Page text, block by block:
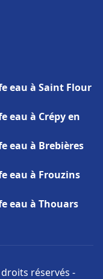
eau à Saint Flour
eau à Crépy en
eau à Brebières
eau à Frouzins
eau à Thouars
réservés -